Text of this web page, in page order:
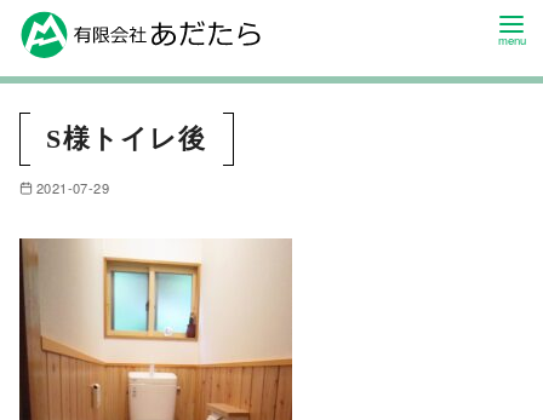
S様トイレ後
2021-07-29